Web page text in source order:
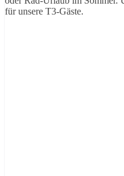
für unsere T3-Gäste.